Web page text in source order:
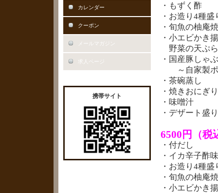
・もずく酢
・お造り4種
・旬魚の柚庵
・小エビかき
野菜の天ぷら
・国産豚しゃぶ
～自家製ポ
・茶碗蒸し
・焼きおにぎり
・味噌汁
・デザート盛
6500円（税
・付だし
・イカ辛子酢
・お造り4種
・旬魚の柚庵
・小エビかき
カレンダー
クーポン
メールマガジン
求人ページ
携帯サイト